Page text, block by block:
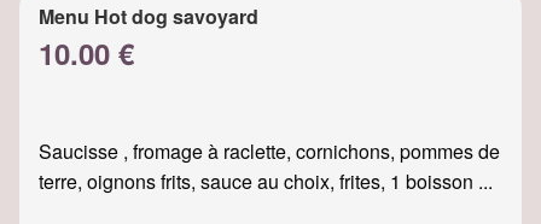
Menu Hot dog savoyard
10.00 €
Saucisse , fromage à raclette, cornichons, pommes de
terre, oignons frits, sauce au choix, frites, 1 boisson ...